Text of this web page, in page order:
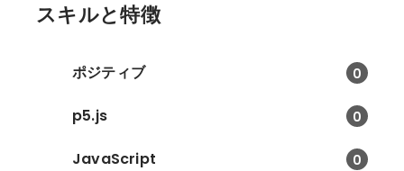
スキルと特徴
ポジティブ 0
p5.js 0
JavaScript 0